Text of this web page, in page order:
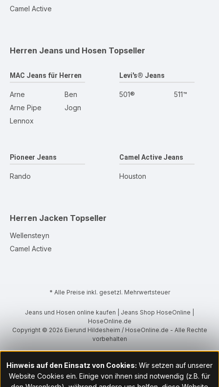
Camel Active
Herren Jeans und Hosen Topseller
MAC Jeans für Herren
Arne
Arne Pipe
Lennox
Ben
Jogn
Levi's® Jeans
501® 511™
Pioneer Jeans
Rando
Camel Active Jeans
Houston
Herren Jacken Topseller
Wellensteyn
Camel Active
* Alle Preise inkl. gesetzl. Mehrwertsteuer
Jeans und Hosen online kaufen | Jeans Shop HoseOnline |
HoseOnline.de
Copyright © 2026 Eierund Hildesheim / HoseOnline.de - Alle Rechte
vorbehalten
Hinweis auf den Einsatz von Cookies: Wir setzen auf unserer
Website Cookies ein. Einige von ihnen sind notwendig (z.B. für